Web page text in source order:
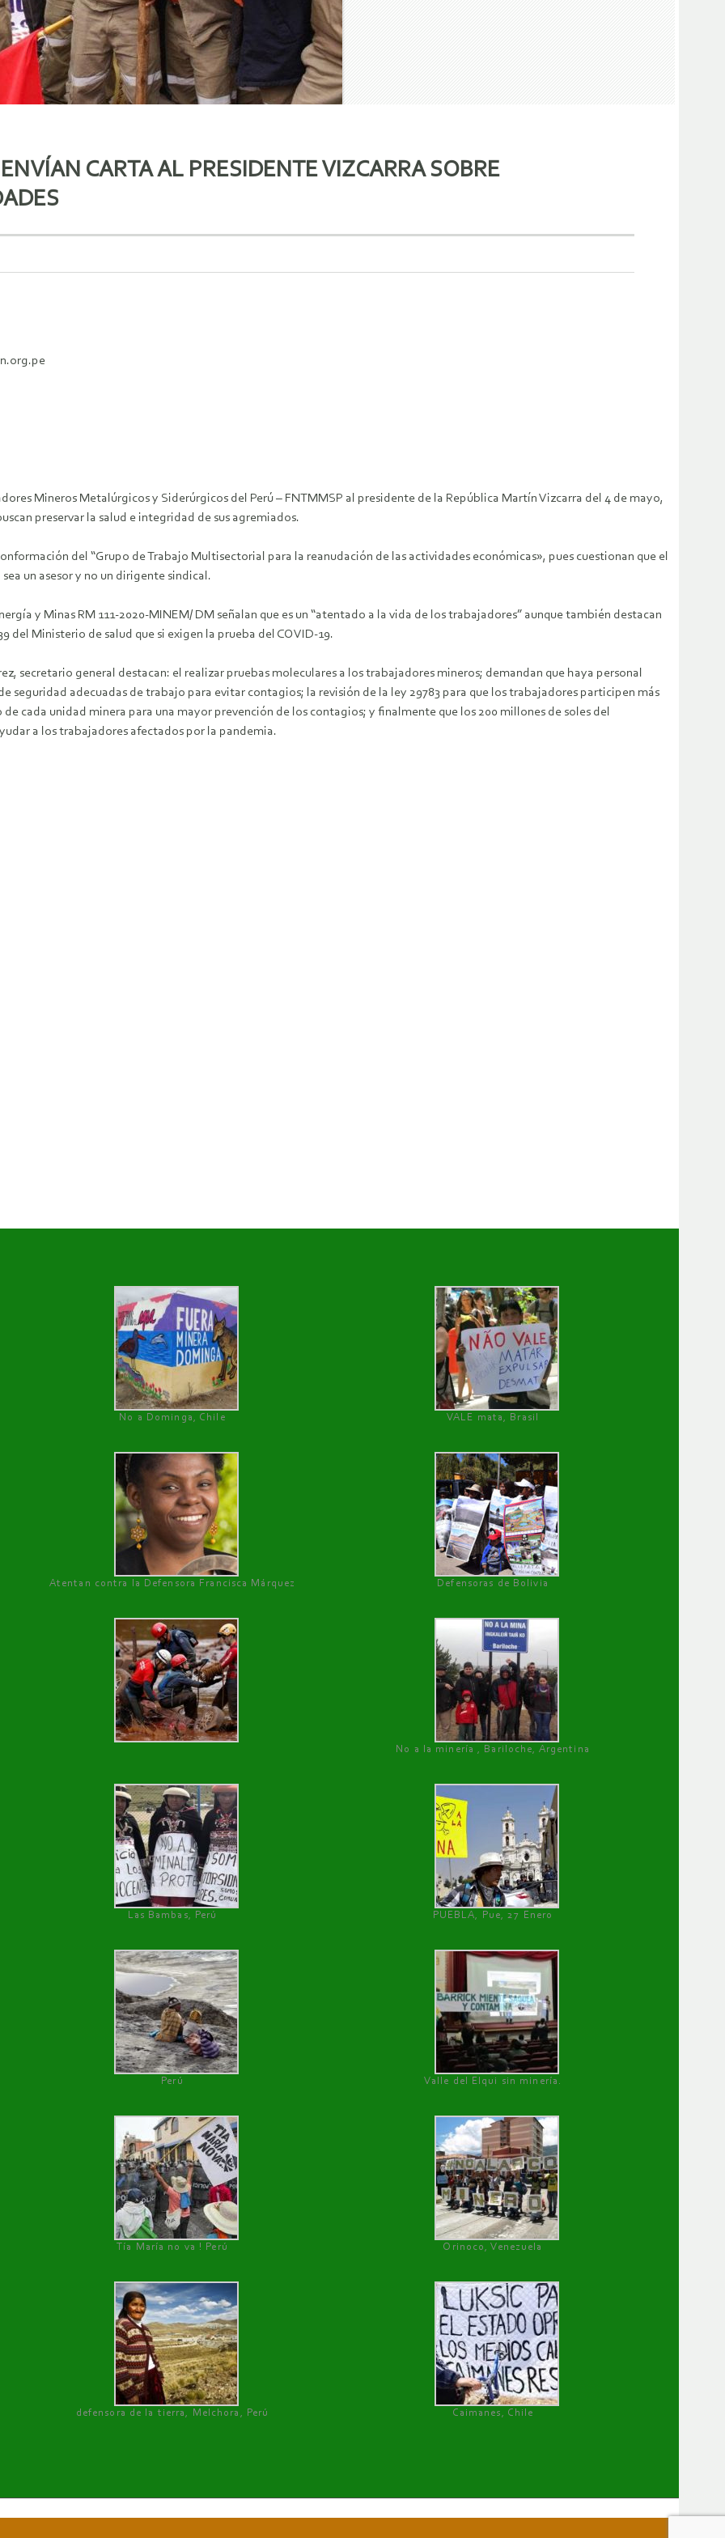
CARTA AL PRESIDENTE VIZCARRA SOBRE
Mineros Metalúrgicos y Siderúrgicos del Perú – FNTMMSP al presidente de la República Martín Vizcarra del 4 de mayo,
preservar la salud e integridad de sus agremiados.
del “Grupo de Trabajo Multisectorial para la reanudación de las actividades económicas», pues cuestionan que el
un asesor y no un dirigente sindical.
y Minas RM 111-2020-MINEM/ DM señalan que es un “atentado a la vida de los trabajadores” aunque también destacan
del Ministerio de salud que si exigen la prueba del COVID-19.
secretario general destacan: el realizar pruebas moleculares a los trabajadores mineros; demandan que haya personal
seguridad adecuadas de trabajo para evitar contagios; la revisión de la ley 29783 para que los trabajadores participen más
cada unidad minera para una mayor prevención de los contagios; y finalmente que los 200 millones de soles del
a los trabajadores afectados por la pandemia.
No a Dominga, Chile
VALE mata, Brasil
Atentan contra la Defensora Francisca Márquez Defensoras de Bolivia
No a la minería , Bariloche, Argentina
Las Bambas, Perú PUEBLA, Pue, 27 Enero
Perú Valle del Elqui sin minería.
Tía María no va ! Perú Orinoco, Venezuela
defensora de la tierra, Melchora, Perú Caimanes, Chile